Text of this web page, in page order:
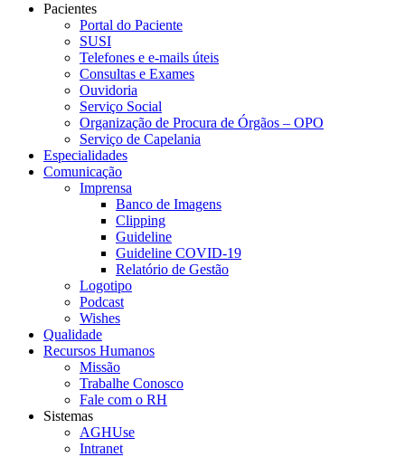
Pacientes
Portal do Paciente
SUSI
Telefones e e-mails úteis
Consultas e Exames
Ouvidoria
Serviço Social
Organização de Procura de Órgãos – OPO
Serviço de Capelania
Especialidades
Comunicação
Imprensa
Banco de Imagens
Clipping
Guideline
Guideline COVID-19
Relatório de Gestão
Logotipo
Podcast
Wishes
Qualidade
Recursos Humanos
Missão
Trabalhe Conosco
Fale com o RH
Sistemas
AGHUse
Intranet